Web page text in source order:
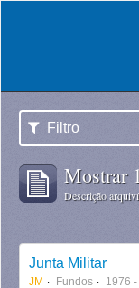
Filtro
Mostrar
Descrição
Junta Militar
JM Fundos 1976